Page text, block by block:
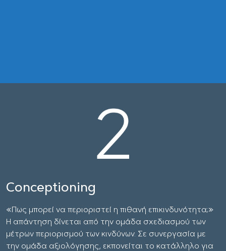
Conceptioning
«Πως μπορεί να περιοριστεί η πιθανή επικινδυνότητα;»
Η απάντηση δίνεται από την ομάδα σχεδιασμού των
μέτρων περιορισμού των κινδύνων. Σε συνεργασία με
την ομάδα αξιολόγησης, εκπονείται το κατάλληλο για